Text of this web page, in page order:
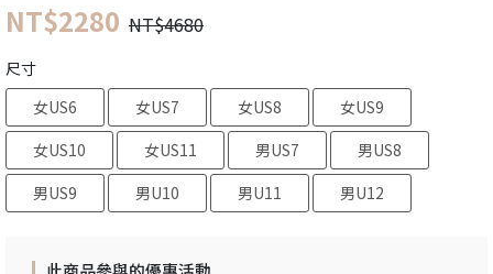
NT$2280 NT$4680
尺寸
女US6
女US7 女US8
女US9
女US10
女US11 男US7
男US8
男US9
男U10 男U11 男U12